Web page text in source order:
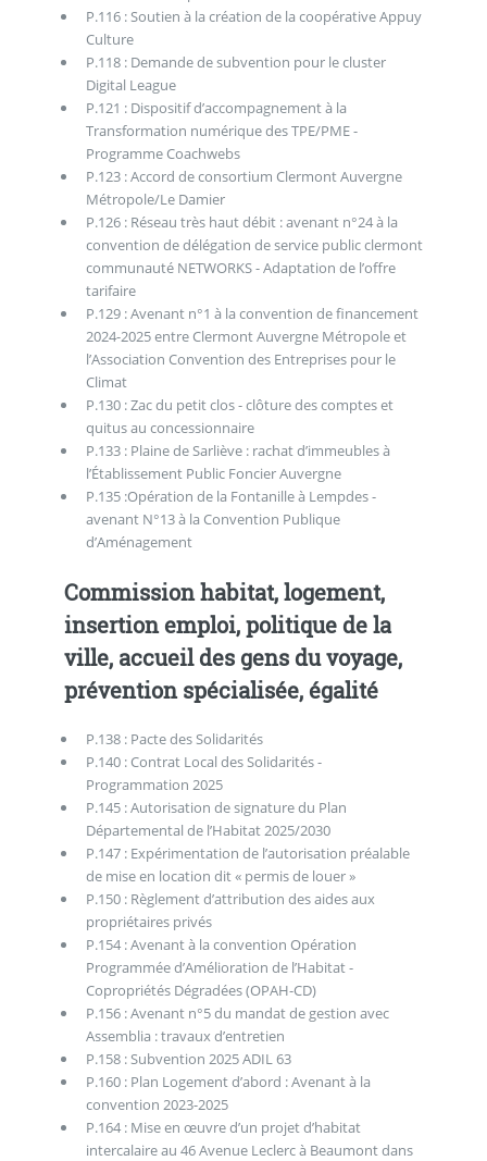
P.116 : Soutien à la création de la coopérative Appuy
Culture
P.118 : Demande de subvention pour le cluster
Digital League
P.121 : Dispositif d’accompagnement à la
Transformation numérique des TPE/PME -
Programme Coachwebs
P.123 : Accord de consortium Clermont Auvergne
Métropole/Le Damier
P.126 : Réseau très haut débit : avenant n°24 à la
convention de délégation de service public clermont
communauté NETWORKS - Adaptation de l’offre
tarifaire
P.129 : Avenant n°1 à la convention de financement
2024-2025 entre Clermont Auvergne Métropole et
l’Association Convention des Entreprises pour le
Climat
P.130 : Zac du petit clos - clôture des comptes et
quitus au concessionnaire
P.133 : Plaine de Sarliève : rachat d’immeubles à
l’Établissement Public Foncier Auvergne
P.135 :Opération de la Fontanille à Lempdes -
avenant N°13 à la Convention Publique
d’Aménagement
Commission habitat, logement,
insertion emploi, politique de la
ville, accueil des gens du voyage,
prévention spécialisée, égalité
P.138 : Pacte des Solidarités
P.140 : Contrat Local des Solidarités -
Programmation 2025
P.145 : Autorisation de signature du Plan
Départemental de l’Habitat 2025/2030
P.147 : Expérimentation de l’autorisation préalable
de mise en location dit « permis de louer »
P.150 : Règlement d’attribution des aides aux
propriétaires privés
P.154 : Avenant à la convention Opération
Programmée d’Amélioration de l’Habitat -
Copropriétés Dégradées (OPAH-CD)
P.156 : Avenant n°5 du mandat de gestion avec
Assemblia : travaux d’entretien
P.158 : Subvention 2025 ADIL 63
P.160 : Plan Logement d’abord : Avenant à la
convention 2023-2025
P.164 : Mise en œuvre d’un projet d’habitat
intercalaire au 46 Avenue Leclerc à Beaumont dans